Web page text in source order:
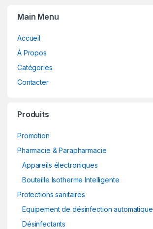
Main Menu
Accueil
À Propos
Catégories
Contacter
Produits
Promotion
Pharmacie & Parapharmacie
Appareils électroniques
Bouteille Isotherme Intelligente
Protections sanitaires
Equipement de désinfection automatique
Désinfectants